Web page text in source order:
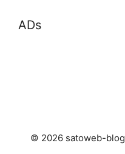
ADs
© 2026 satoweb-blog